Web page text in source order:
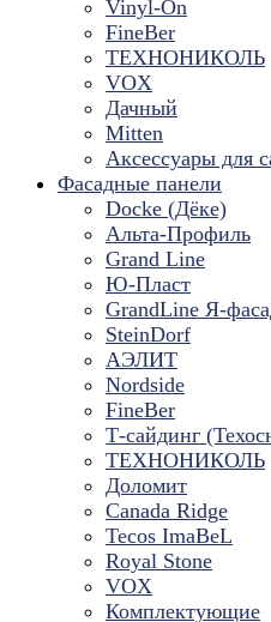
Vinyl-On
FineBer
ТЕХНОНИКОЛЬ
VOX
Дачный
Mitten
Аксессуары для
Фасадные панели
Docke (Дёке)
Альта-Профиль
Grand Line
Ю-Пласт
GrandLine Я-
SteinDorf
АЭЛИТ
Nordside
FineBer
Т-сайдинг
ТЕХНОНИКОЛЬ
Доломит
Canada Ridge
Tecos ImaBeL
Royal Stone
VOX
Комплектующие